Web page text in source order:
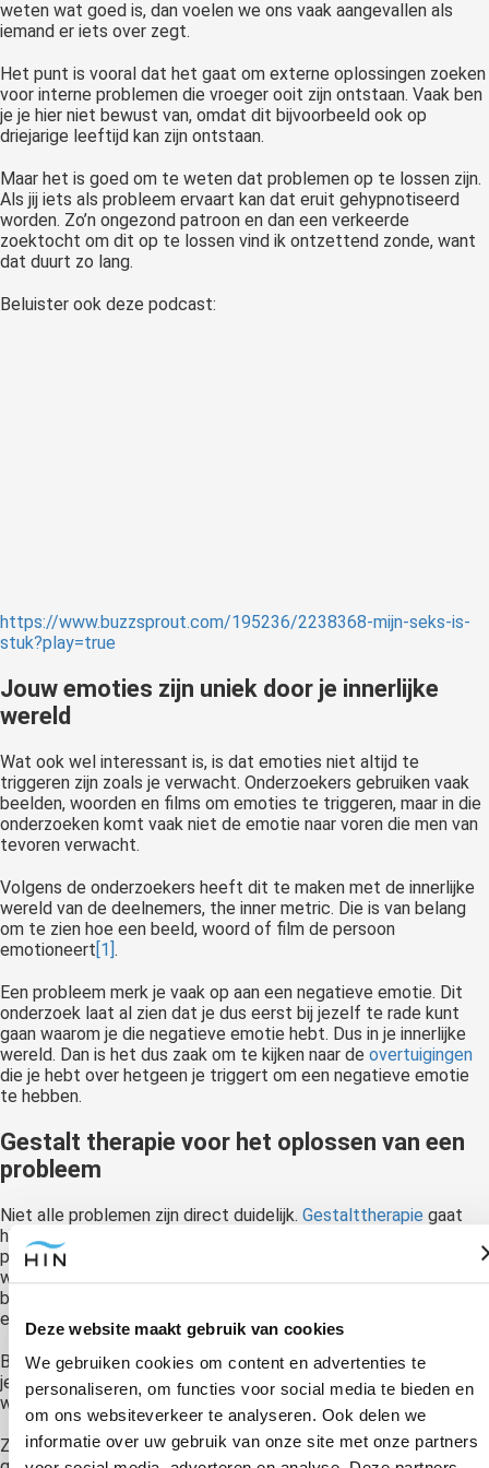
Deze website maakt gebruik van cookies
We gebruiken cookies om content en advertenties te
personaliseren, om functies voor social media te bieden en
om ons websiteverkeer te analyseren. Ook delen we
informatie over uw gebruik van onze site met onze partners
weten wat goed is, dan voelen we ons vaak aangevallen als
iemand er iets over zegt.
Het punt is vooral dat het gaat om externe oplossingen zoeken
voor interne problemen die vroeger ooit zijn ontstaan. Vaak ben
je je hier niet bewust van, omdat dit bijvoorbeeld ook op
driejarige leeftijd kan zijn ontstaan.
Maar het is goed om te weten dat problemen op te lossen zijn.
Als jij iets als probleem ervaart kan dat eruit gehypnotiseerd
worden. Zo’n ongezond patroon en dan een verkeerde
zoektocht om dit op te lossen vind ik ontzettend zonde, want
dat duurt zo lang.
Beluister ook deze podcast:
https://www.buzzsprout.com/195236/2238368-mijn-seks-is-
stuk?play=true
Jouw emoties zijn uniek door je innerlijke
wereld
Wat ook wel interessant is, is dat emoties niet altijd te
triggeren zijn zoals je verwacht. Onderzoekers gebruiken vaak
beelden, woorden en films om emoties te triggeren, maar in die
onderzoeken komt vaak niet de emotie naar voren die men van
tevoren verwacht.
Volgens de onderzoekers heeft dit te maken met de innerlijke
wereld van de deelnemers, the inner metric. Die is van belang
om te zien hoe een beeld, woord of film de persoon
emotioneert[1].
Een probleem merk je vaak op aan een negatieve emotie. Dit
onderzoek laat al zien dat je dus eerst bij jezelf te rade kunt
gaan waarom je die negatieve emotie hebt. Dus in je innerlijke
wereld. Dan is het dus zaak om te kijken naar de overtuigingen
die je hebt over hetgeen je triggert om een negatieve emotie
te hebben.
Gestalt therapie voor het oplossen van een
probleem
Niet alle problemen zijn direct duidelijk. Gestalttherapie gaat
hierop in. Je hebt namelijk bij therapie een beginpunt, het
probleem waarmee je cliënt komt. Dan is het belangrijk om te
weten dat de wereld voor mensen is zoals hij is, doordat ze op
bepaalde momenten hun volledige aandacht gaven aan een
element van de realiteit.
Bijvoorbeeld toen je een stoel ontdekte was dat een stoel. Als
je echter met andere zaken bezig bent, dan is die stoel gewoon
wat hij is. Die verandert niet.
Zo is het ook met overtuigingen. Er is ooit een gebeurtenis